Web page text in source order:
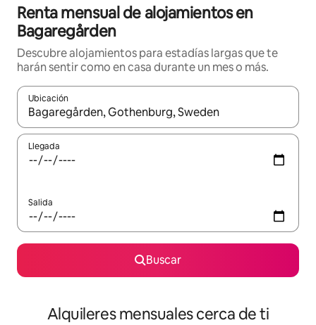
Renta mensual de alojamientos en
Bagaregården
Descubre alojamientos para estadías largas que te
harán sentir como en casa durante un mes o más.
Ubicación
Cuando los resultados estén disponibles, navega con las
Llegada
Salida
Buscar
Alquileres mensuales cerca de ti